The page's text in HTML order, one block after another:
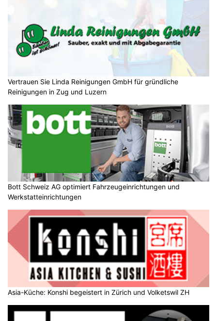
Vertrauen Sie Linda Reinigungen GmbH für gründliche
Reinigungen in Zug und Luzern
Bott Schweiz AG optimiert Fahrzeugeinrichtungen und
Werkstatteinrichtungen
Asia-Küche: Konshi begeistert in Zürich und Volketswil ZH